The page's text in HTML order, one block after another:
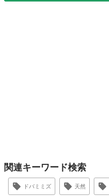
関連キーワード検索
ドバミミズ 天然